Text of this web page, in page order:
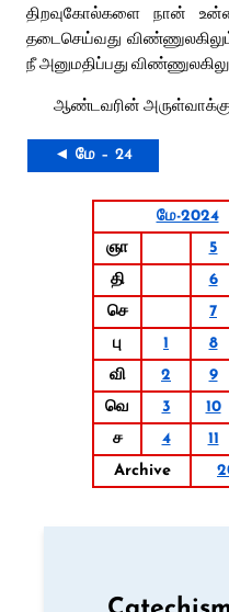
திறவுகோல்களை நான்
தடைசெய்வது
நீ அனுமதிப்பது
ஆண்டவரின்
◄ மே – 24
மே-2024
ஞா
5
தி
6
செ
7
பு
1 8
வி
2 9
வெ
3 10
ச
4 11
Archive